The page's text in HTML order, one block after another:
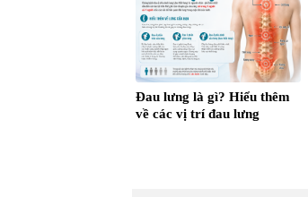
Đau lưng là gì? Hiểu thêm
về các vị trí đau lưng